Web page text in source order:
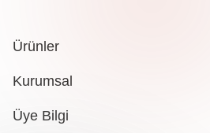
Ürünler
Kurumsal
Üye Bilgi